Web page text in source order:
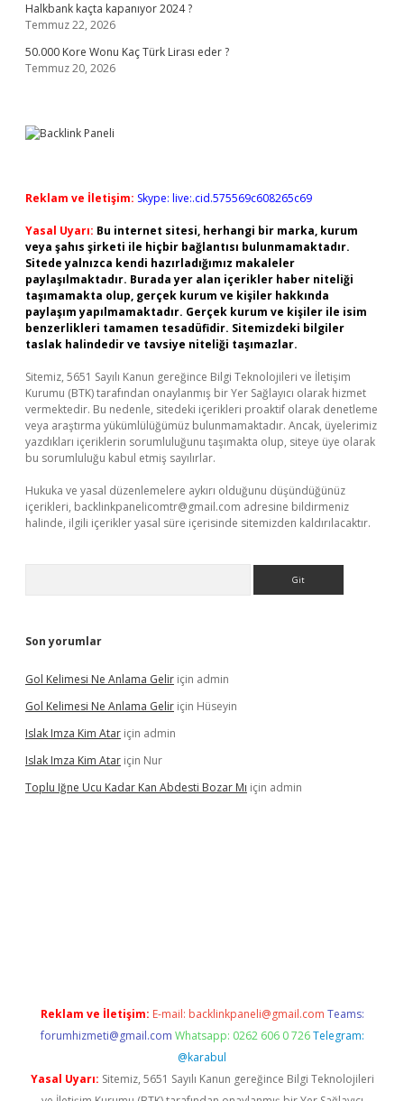
Halkbank kaçta kapanıyor 2024 ?
Temmuz 22, 2026
50.000 Kore Wonu Kaç Türk Lirası eder ?
Temmuz 20, 2026
Reklam ve İletişim: Skype: live:.cid.575569c608265c69
Yasal Uyarı: Bu internet sitesi, herhangi bir marka, kurum
veya şahıs şirketi ile hiçbir bağlantısı bulunmamaktadır.
Sitede yalnızca kendi hazırladığımız makaleler
paylaşılmaktadır. Burada yer alan içerikler haber niteliği
taşımamakta olup, gerçek kurum ve kişiler hakkında
paylaşım yapılmamaktadır. Gerçek kurum ve kişiler ile isim
benzerlikleri tamamen tesadüfidir. Sitemizdeki bilgiler
taslak halindedir ve tavsiye niteliği taşımazlar.
Sitemiz, 5651 Sayılı Kanun gereğince Bilgi Teknolojileri ve İletişim
Kurumu (BTK) tarafından onaylanmış bir Yer Sağlayıcı olarak hizmet
vermektedir. Bu nedenle, sitedeki içerikleri proaktif olarak denetleme
veya araştırma yükümlülüğümüz bulunmamaktadır. Ancak, üyelerimiz
yazdıkları içeriklerin sorumluluğunu taşımakta olup, siteye üye olarak
bu sorumluluğu kabul etmiş sayılırlar.
Hukuka ve yasal düzenlemelere aykırı olduğunu düşündüğünüz
içerikleri, backlinkpanelicomtr@gmail.com adresine bildirmeniz
halinde, ilgili içerikler yasal süre içerisinde sitemizden kaldırılacaktır.
Son yorumlar
Gol Kelimesi Ne Anlama Gelir için admin
Gol Kelimesi Ne Anlama Gelir için Hüseyin
Islak Imza Kim Atar için admin
Islak Imza Kim Atar için Nur
Toplu Iğne Ucu Kadar Kan Abdesti Bozar Mı için admin
Reklam ve İletişim: E-mail: backlinkpaneli@gmail.com Teams:
forumhizmeti@gmail.com Whatsapp: 0262 606 0 726 Telegram:
@karabul
Yasal Uyarı: Sitemiz, 5651 Sayılı Kanun gereğince Bilgi Teknolojileri